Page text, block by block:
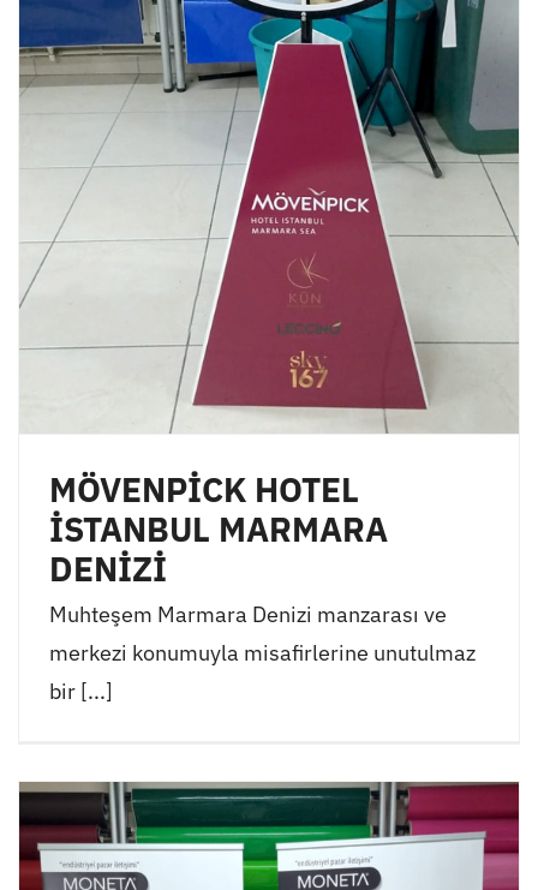
MÖVENPİCK HOTEL
İSTANBUL MARMARA
DENİZİ
Muhteşem Marmara Denizi manzarası ve
merkezi konumuyla misafirlerine unutulmaz
bir [...]